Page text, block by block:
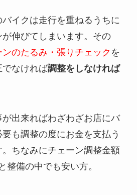
イクは走行を重ねるうちに
伸びてしまいます。その
のたるみ・張りチェック を
なければ調整をしなければ
出来ればわざわざお店にバ
も調整の度にお金を支払う
ちなみにチェーン調整金額
整備の中でも安い方。